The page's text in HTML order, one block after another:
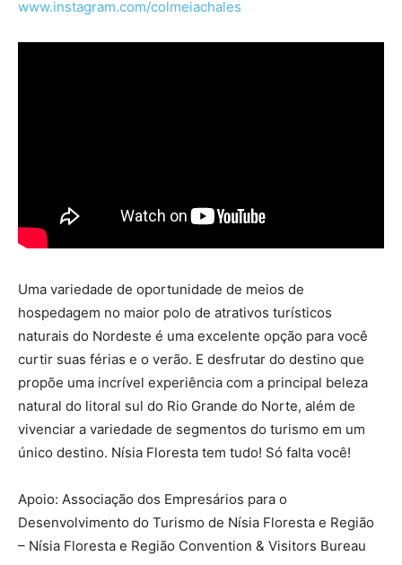
www.instagram.com/colmeiachales
Uma variedade de oportunidade de meios de
hospedagem no maior polo de atrativos turísticos
naturais do Nordeste é uma excelente opção para você
curtir suas férias e o verão. E desfrutar do destino que
propõe uma incrível experiência com a principal beleza
natural do litoral sul do Rio Grande do Norte, além de
vivenciar a variedade de segmentos do turismo em um
único destino. Nísia Floresta tem tudo! Só falta você!
Apoio: Associação dos Empresários para o
Desenvolvimento do Turismo de Nísia Floresta e Região
– Nísia Floresta e Região Convention & Visitors Bureau